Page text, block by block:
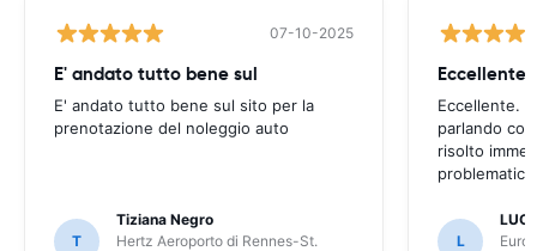
07-10-2025
E' andato tutto bene sul
E' andato tutto bene sul sito per la
prenotazione del noleggio auto
T
Tiziana Negro
Hertz Aeroporto di Rennes-St.
Eccellente.
parlando
risolto
L